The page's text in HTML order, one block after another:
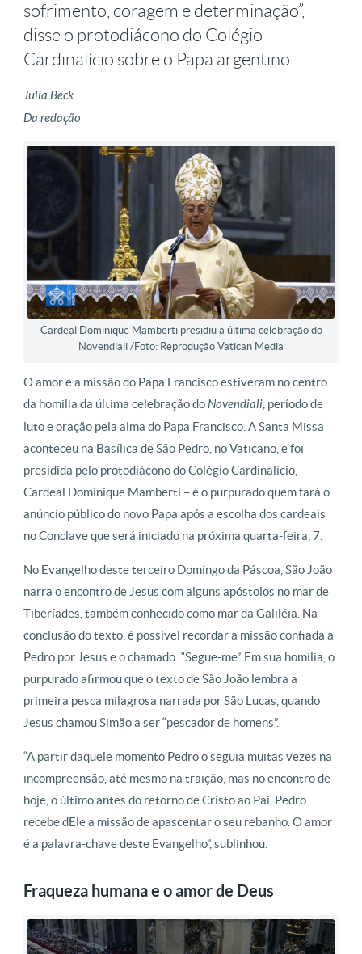
sofrimento, coragem e determinação”,
disse o protodiácono do Colégio
Cardinalício sobre o Papa argentino
Julia Beck
Da redação
Cardeal Dominique Mamberti presidiu a última celebração do
Novendiali /Foto: Reprodução Vatican Media
O amor e a missão do Papa Francisco estiveram no centro
da homilia da última celebração doNovendiali , período de
luto e oração pela alma do Papa Francisco. A Santa Missa
aconteceu na Basílica de São Pedro, no Vaticano, e foi
presidida pelo protodiácono do Colégio Cardinalício,
Cardeal Dominique Mamberti – é o purpurado quem fará o
anúncio público do novo Papa após a escolha dos cardeais
no Conclave que será iniciado na próxima quarta-feira, 7.
No Evangelho deste terceiro Domingo da Páscoa, São João
narra o encontro de Jesus com alguns apóstolos no mar de
Tiberíades, também conhecido como mar da Galiléia. Na
conclusão do texto, é possível recordar a missão confiada a
Pedro por Jesus e o chamado: “Segue-me”. Em sua homilia, o
purpurado afirmou que o texto de São João lembra a
primeira pesca milagrosa narrada por São Lucas, quando
Jesus chamou Simão a ser “pescador de homens”.
“A partir daquele momento Pedro o seguia muitas vezes na
incompreensão, até mesmo na traição, mas no encontro de
hoje, o último antes do retorno de Cristo ao Pai, Pedro
recebe dEle a missão de apascentar o seu rebanho. O amor
é a palavra-chave deste Evangelho”, sublinhou.
Fraqueza humana e o amor de Deus